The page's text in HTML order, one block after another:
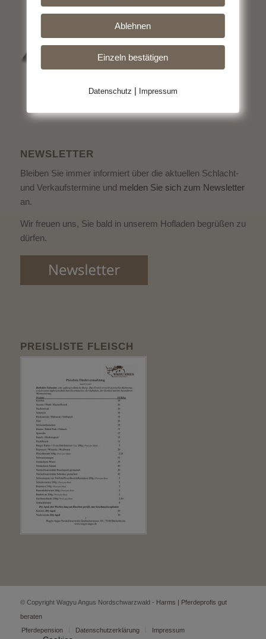
NEWSLETTER
Bleiben Sie immer informiert über die aktuellen Schlacht-
und Verkaufstermine und melden Sie sich zum Newsletter
an.
Wir freuen uns, Sie bald in unserem Hofladen begrüßen zu
dürfen.
PREISLISTE FLEISCH
© Copyright Wagyu Angus Nordschwarzwald - Harms | Pferdeprofis gut
beraten
Pferdepension
Datenschutzerklärung Impressum
Ablehnen
Einzeln bestätigen
Datenschutz | Impressum